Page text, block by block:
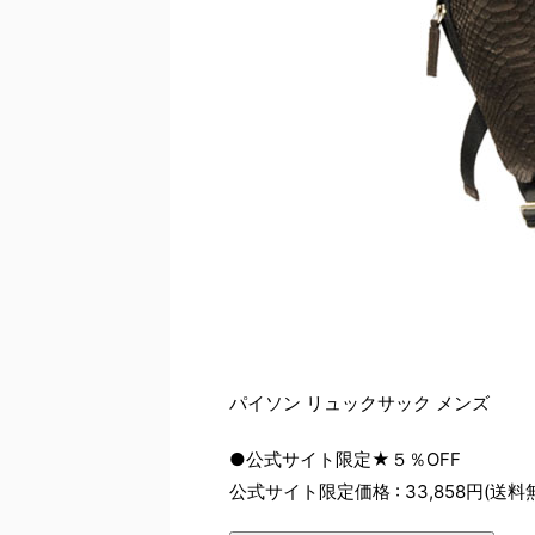
パイソン リュックサック メンズ
●公式サイト限定★５％OFF
公式サイト限定価格 : 33,858円(送料